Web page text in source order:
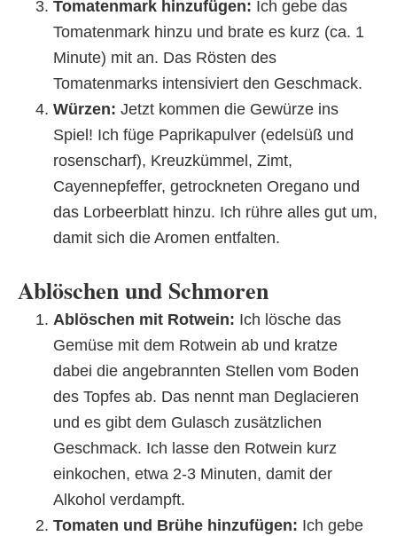
Tomatenmark hinzufügen: Ich gebe das
Tomatenmark hinzu und brate es kurz (ca. 1
Minute) mit an. Das Rösten des
Tomatenmarks intensiviert den Geschmack.
Würzen: Jetzt kommen die Gewürze ins
Spiel! Ich füge Paprikapulver (edelsüß und
rosenscharf), Kreuzkümmel, Zimt,
Cayennepfeffer, getrockneten Oregano und
das Lorbeerblatt hinzu. Ich rühre alles gut um,
damit sich die Aromen entfalten.
Ablöschen und Schmoren
Ablöschen mit Rotwein: Ich lösche das
Gemüse mit dem Rotwein ab und kratze
dabei die angebrannten Stellen vom Boden
des Topfes ab. Das nennt man Deglacieren
und es gibt dem Gulasch zusätzlichen
Geschmack. Ich lasse den Rotwein kurz
einkochen, etwa 2-3 Minuten, damit der
Alkohol verdampft.
Tomaten und Brühe hinzufügen: Ich gebe